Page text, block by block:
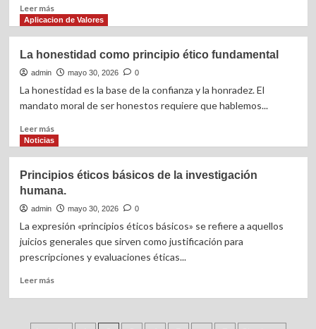
Leer másLeer
más
son
los
valores
fundamentales
Aplicacion de Valores
La honestidad como principio ético fundamental
admin mayo 30, 2026 0
La honestidad es la base de la confianza y la honradez. El
mandato moral de ser honestos requiere que hablemos...
Leer másLeer
más
honestidad
como
principio
ético
fundamental
Noticias
Principios éticos básicos de la investigación
humana.
admin mayo 30, 2026 0
La expresión «principios éticos básicos» se refiere a aquellos
juicios generales que sirven como justificación para
prescripciones y evaluaciones éticas...
Leer másLeer